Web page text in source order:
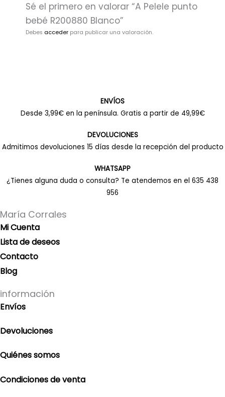
Sé el primero en valorar “A Pelele punto
bebé R200880 Blanco”
Debes acceder para publicar una valoración.
ENVÍOS
Desde 3,99€ en la península. Gratis a partir de 49,99€
DEVOLUCIONES
Admitimos devoluciones 15 días desde la recepción del producto
WHATSAPP
¿Tienes alguna duda o consulta? Te atendemos en el 635 438
956
María Corrales
Mi Cuenta
Lista de deseos
Contacto
Blog
información
Envíos
Devoluciones
Quiénes somos
Condiciones de venta